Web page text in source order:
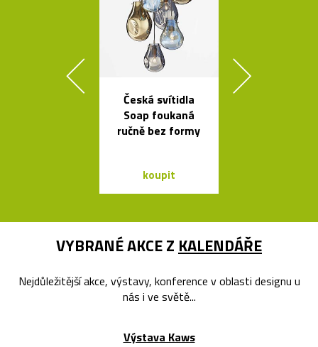
Česká svítidla
Soap foukaná
ručně bez formy
koupit
VYBRANÉ AKCE Z KALENDÁŘE
Nejdůležitější akce, výstavy, konference v oblasti designu u
nás i ve světě...
Výstava Kaws